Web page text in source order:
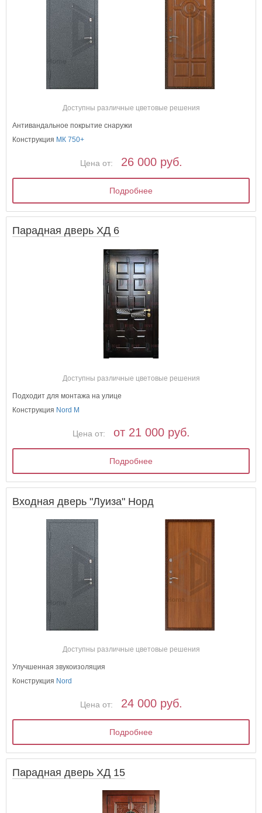
Доступны различные цветовые решения
Антивандальное покрытие снаружи
Конструкция МК 750+
Цена от: 26 000 руб.
Подробнее
Парадная дверь ХД 6
Доступны различные цветовые решения
Подходит для монтажа на улице
Конструкция Nord M
Цена от: от 21 000 руб.
Подробнее
Входная дверь "Луиза" Норд
Доступны различные цветовые решения
Улучшенная звукоизоляция
Конструкция Nord
Цена от: 24 000 руб.
Подробнее
Парадная дверь ХД 15